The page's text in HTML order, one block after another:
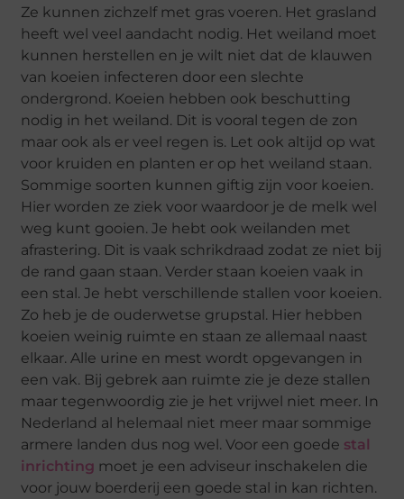
Ze kunnen zichzelf met gras voeren. Het grasland
heeft wel veel aandacht nodig. Het weiland moet
kunnen herstellen en je wilt niet dat de klauwen
van koeien infecteren door een slechte
ondergrond. Koeien hebben ook beschutting
nodig in het weiland. Dit is vooral tegen de zon
maar ook als er veel regen is. Let ook altijd op wat
voor kruiden en planten er op het weiland staan.
Sommige soorten kunnen giftig zijn voor koeien.
Hier worden ze ziek voor waardoor je de melk wel
weg kunt gooien. Je hebt ook weilanden met
afrastering. Dit is vaak schrikdraad zodat ze niet bij
de rand gaan staan. Verder staan koeien vaak in
een stal. Je hebt verschillende stallen voor koeien.
Zo heb je de ouderwetse grupstal. Hier hebben
koeien weinig ruimte en staan ze allemaal naast
elkaar. Alle urine en mest wordt opgevangen in
een vak. Bij gebrek aan ruimte zie je deze stallen
maar tegenwoordig zie je het vrijwel niet meer. In
Nederland al helemaal niet meer maar sommige
armere landen dus nog wel. Voor een goede stal
inrichting moet je een adviseur inschakelen die
voor jouw boerderij een goede stal in kan richten.